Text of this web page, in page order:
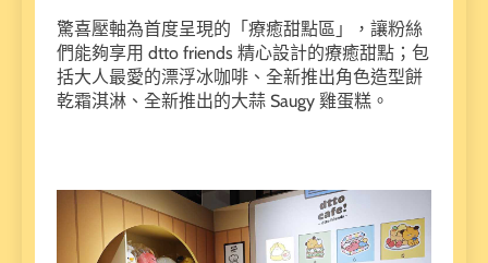
驚喜壓軸為首度呈現的「療癒甜點區」，讓粉絲
們能夠享用 dtto friends 精心設計的療癒甜點；包
括大人最愛的漂浮冰咖啡、全新推出角色造型餅
乾霜淇淋、全新推出的大蒜 Saugy 雞蛋糕。